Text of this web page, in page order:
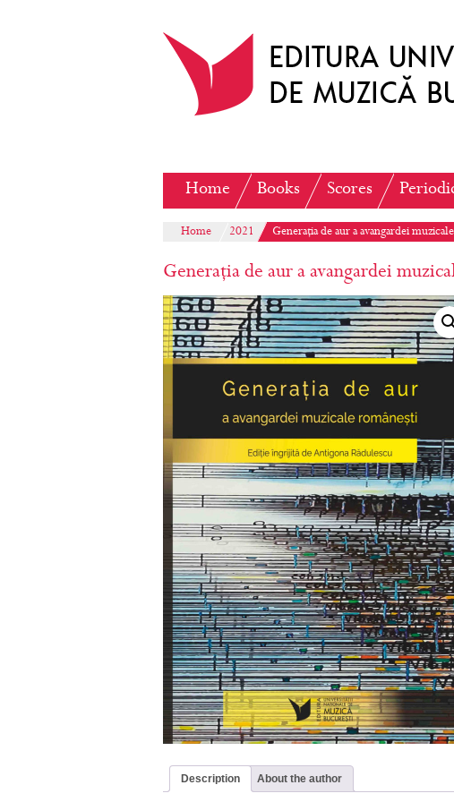
Home Books Scores
Home 2021 Generația de aur a avangardei
Generația de aur a avangardei
Description About the author